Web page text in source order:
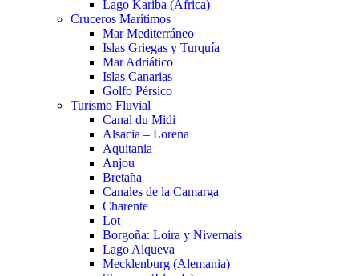
Lago Kariba (África)
Cruceros Marítimos
Mar Mediterráneo
Islas Griegas y Turquía
Mar Adriático
Islas Canarias
Golfo Pérsico
Turismo Fluvial
Canal du Midi
Alsacia – Lorena
Aquitania
Anjou
Bretaña
Canales de la Camarga
Charente
Lot
Borgoña: Loira y Nivernais
Lago Alqueva
Mecklenburg (Alemania)